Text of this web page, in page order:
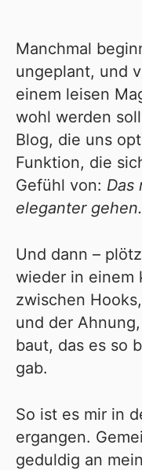
Manchmal
ungeplant, und
einem leisen
wohl werden
Blog, die uns
Funktion, die
Gefühl von: Das
eleganter gehen.
Und dann –
wieder in einem
zwischen
und der
baut, das es so
gab.
So ist es mir in
ergangen.
geduldig an